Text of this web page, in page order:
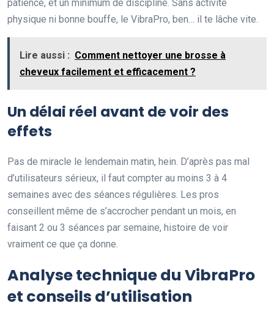
patience, et un minimum de discipline. Sans activité
physique ni bonne bouffe, le VibraPro, ben… il te lâche vite.
Lire aussi : Comment nettoyer une brosse à
cheveux facilement et efficacement ?
Un délai réel avant de voir des
effets
Pas de miracle le lendemain matin, hein. D’après pas mal
d’utilisateurs sérieux, il faut compter au moins 3 à 4
semaines avec des séances régulières. Les pros
conseillent même de s’accrocher pendant un mois, en
faisant 2 ou 3 séances par semaine, histoire de voir
vraiment ce que ça donne.
Analyse technique du VibraPro
et conseils d’utilisation